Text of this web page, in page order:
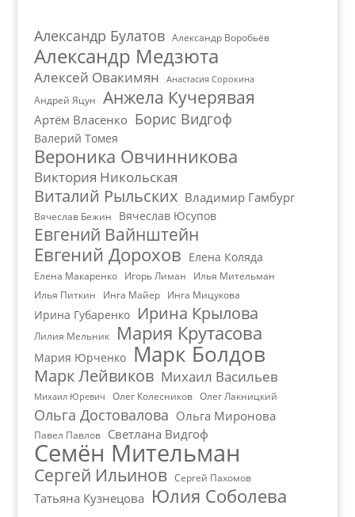
Александр Булатов Александр Воробьёв
Александр Медзюта
Алексей Овакимян Анастасия Сорокина
Андрей Яцун Анжела Кучерявая
Артём Власенко Борис Видгоф
Валерий Томея
Вероника Овчинникова
Виктория Никольская
Виталий Рыльских Владимир Гамбург
Вячеслав Бежин Вячеслав Юсупов
Евгений Вайнштейн
Евгений Дорохов Елена Коляда
Елена Макаренко Игорь Лиман
Илья Мительман
Илья Питкин
Инга Майер Инга Мицукова
Ирина Губаренко Ирина Крылова
Лилия Мельник Мария Крутасова
Мария Юрченко Марк Болдов
Марк Лейвиков Михаил Васильев
Михаил Юревич Олег Колесников Олег Лакницкий
Ольга Достовалова Ольга Миронова
Павел Павлов Светлана Видгоф
Семён Мительман
Сергей Ильинов Сергей Пахомов
Татьяна Кузнецова Юлия Соболева